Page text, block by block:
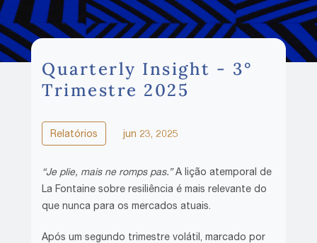
Quarterly Insight - 3°
Trimestre 2025
Relatórios jun 23, 2025
“Je plie, mais ne romps pas.”A lição atemporal de
La Fontaine sobre resiliência é mais relevante do
que nunca para os mercados atuais.
Após um segundo trimestre volátil, marcado por